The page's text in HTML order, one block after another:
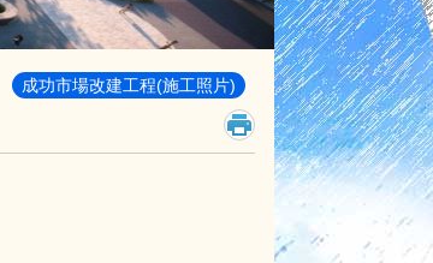
成功市場改建工程(施工照片)